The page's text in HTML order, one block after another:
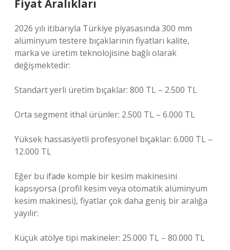
Fiyat Aralıkları
2026 yılı itibarıyla Türkiye piyasasında 300 mm
alüminyum testere bıçaklarının fiyatları kalite,
marka ve üretim teknolojisine bağlı olarak
değişmektedir:
Standart yerli üretim bıçaklar: 800 TL – 2.500 TL
Orta segment ithal ürünler: 2.500 TL – 6.000 TL
Yüksek hassasiyetli profesyonel bıçaklar: 6.000 TL –
12.000 TL
Eğer bu ifade komple bir kesim makinesini
kapsıyorsa (profil kesim veya otomatik alüminyum
kesim makinesi), fiyatlar çok daha geniş bir aralığa
yayılır:
Küçük atölye tipi makineler: 25.000 TL – 80.000 TL